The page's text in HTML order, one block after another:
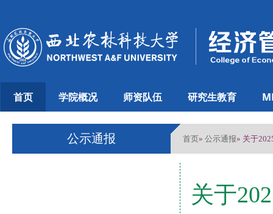
首页 学院概况 师资队伍 研究生教育
公示通报 首页» 公示通报» 关于
关于